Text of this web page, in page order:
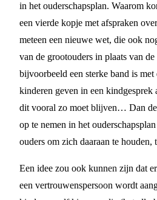
in het ouderschapsplan. Waarom
een vierde kopje met afspraken
meteen een nieuwe wet, die ook
van de grootouders in plaats van
bijvoorbeeld een sterke band is met
kinderen geven in een kindgesprek
dit vooral zo moet blijven… Dan de
op te nemen in het
ouders om zich daaraan te houden,
Een idee zou ook kunnen zijn dat
een vertrouwenspersoon wordt